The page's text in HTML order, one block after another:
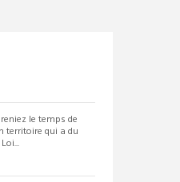
le temps de
territoire qui a du